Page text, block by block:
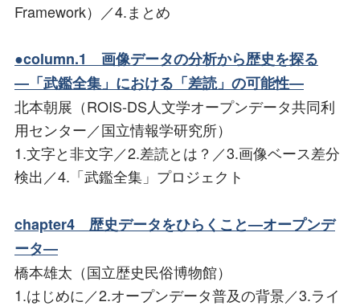
Framework）／4.まとめ
●column.1 画像データの分析から歴史を探る
―「武鑑全集」における「差読」の可能性―
北本朝展（ROIS-DS人文学オープンデータ共同利
用センター／国立情報学研究所）
1.文字と非文字／2.差読とは？／3.画像ベース差分
検出／4.「武鑑全集」プロジェクト
chapter4 歴史データをひらくこと―オープンデ
ータ―
橋本雄太（国立歴史民俗博物館）
1.はじめに／2.オープンデータ普及の背景／3.ライ